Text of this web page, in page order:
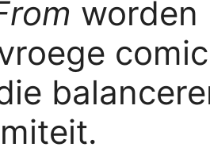
worden